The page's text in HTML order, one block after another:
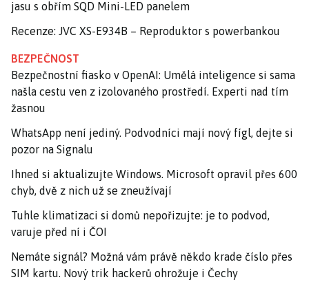
jasu s obřím SQD Mini-LED panelem
Recenze: JVC XS-E934B – Reproduktor s powerbankou
BEZPEČNOST
Bezpečnostní fiasko v OpenAI: Umělá inteligence si sama
našla cestu ven z izolovaného prostředí. Experti nad tím
žasnou
WhatsApp není jediný. Podvodníci mají nový fígl, dejte si
pozor na Signalu
Ihned si aktualizujte Windows. Microsoft opravil přes 600
chyb, dvě z nich už se zneužívají
Tuhle klimatizaci si domů nepořizujte: je to podvod,
varuje před ní i ČOI
Nemáte signál? Možná vám právě někdo krade číslo přes
SIM kartu. Nový trik hackerů ohrožuje i Čechy